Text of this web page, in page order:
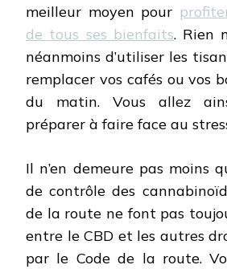
meilleur moyen pour
de tous ses bienfaits. Rien
néanmoins d’utiliser les
remplacer vos cafés ou vos
du matin. Vous allez
préparer à faire face au
Il n’en demeure pas moins
de contrôle des
de la route ne font pas
entre le CBD et les autres
par le Code de la route.